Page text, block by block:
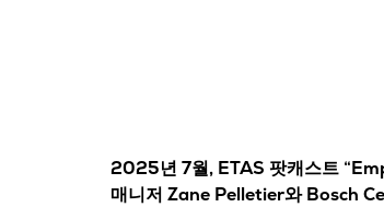
2025년 7월, ETAS 팟캐스트
매니저 Zane Pelletier와 Bosch